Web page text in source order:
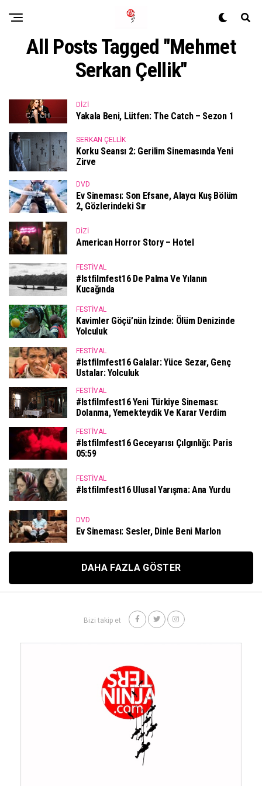
All Posts Tagged "Mehmet
Serkan Çellik"
DIZI
Yakala Beni, Lütfen: The Catch – Sezon 1
SERKAN ÇELLIK
Korku Seansı 2: Gerilim Sinemasında Yeni
Zirve
DVD
Ev Sineması: Son Efsane, Alaycı Kuş Bölüm
2, Gözlerindeki Sır
DIZI
American Horror Story – Hotel
FESTIVAL
#istfilmfest16 De Palma Ve Yılanın
Kucağında
FESTIVAL
Kavimler Göçü’nün İzinde: Ölüm Denizinde
Yolculuk
FESTIVAL
#istfilmfest16 Galalar: Yüce Sezar, Genç
Ustalar: Yolculuk
FESTIVAL
#istfilmfest16 Yeni Türkiye Sineması:
Dolanma, Yemekteydik Ve Karar Verdim
FESTIVAL
#istfilmfest16 Geceyarısı Çılgınlığı: Paris
05:59
FESTIVAL
#istfilmfest16 Ulusal Yarışma: Ana Yurdu
DVD
Ev Sineması: Sesler, Dinle Beni Marlon
DAHA FAZLA GÖSTER
Bizi takip et